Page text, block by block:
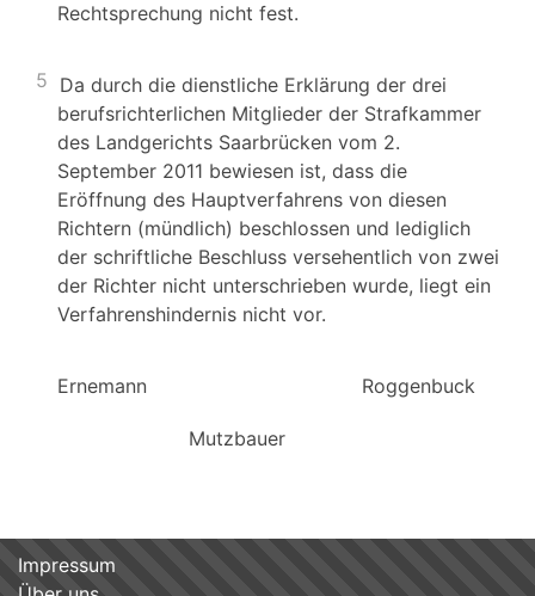
Rechtsprechung nicht fest.
5 Da durch die dienstliche Erklärung der drei
berufsrichterlichen Mitglieder der Strafkammer
des Landgerichts Saarbrücken vom 2.
September 2011 bewiesen ist, dass die
Eröffnung des Hauptverfahrens von diesen
Richtern (mündlich) beschlossen und lediglich
der schriftliche Beschluss versehentlich von zwei
der Richter nicht unterschrieben wurde, liegt ein
Verfahrenshindernis nicht vor.
Ernemann
Mutzbauer
Impressum